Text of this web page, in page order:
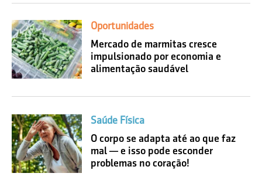
Oportunidades
Mercado de marmitas cresce
impulsionado por economia e
alimentação saudável
Saúde Física
O corpo se adapta até ao que faz
mal — e isso pode esconder
problemas no coração!